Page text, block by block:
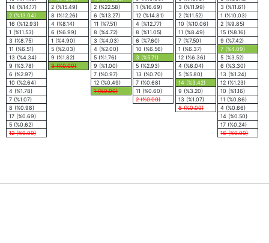
14 (%14.17)
2 (%13.04)
16 (%12.93)
1 (%11.53)
3 (%8.75)
11 (%6.51)
13 (%4.34)
9 (%3.78)
6 (%2.97)
10 (%2.64)
4 (%1.78)
7 (%1.07)
8 (%0.98)
17 (%0.69)
5 (%0.62)
12 (%0.00)
2 (%15.49)
8 (%12.26)
4 (%8.14)
6 (%6.99)
1 (%4.90)
5 (%2.03)
9 (%1.82)
3 (%0.00)
2 (%22.58)
6 (%13.27)
11 (%7.51)
8 (%4.72)
3 (%4.03)
4 (%2.00)
5 (%1.76)
9 (%1.00)
7 (%0.97)
12 (%0.49)
1 (%0.00)
1 (%16.69)
12 (%14.81)
4 (%12.77)
8 (%11.05)
6 (%7.60)
10 (%6.56)
3 (%5.71)
5 (%2.93)
13 (%0.70)
7 (%0.68)
11 (%0.60)
2 (%0.00)
3 (%11.99)
2 (%11.52)
10 (%10.06)
11 (%8.49)
7 (%7.50)
1 (%6.37)
12 (%6.36)
4 (%6.04)
5 (%5.80)
14 (%3.42)
9 (%3.20)
13 (%1.07)
8 (%0.00)
3 (%11.61)
1 (%10.03)
2 (%9.85)
15 (%8.16)
9 (%7.42)
7 (%4.09)
5 (%3.52)
6 (%3.30)
13 (%1.24)
12 (%1.23)
10 (%1.16)
11 (%0.86)
4 (%0.66)
14 (%0.50)
17 (%0.24)
16 (%0.00)